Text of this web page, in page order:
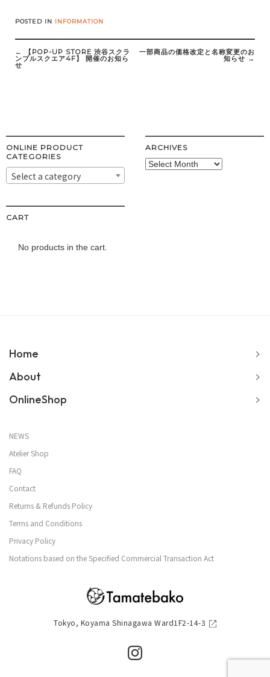
POSTED IN INFORMATION
Post
navigation
← 【POP-UP STORE 渋谷スクラ
ンブルスクエア4F】 開催のお知ら
せ
一部商品の価格改定と名称変更のお
知らせ →
ONLINE PRODUCT
CATEGORIES
Select a category
ARCHIVES
Archives
CART
No products in the cart.
Tokyo, Koyama Shinagawa Ward1F2-14-3
Home
About
OnlineShop
NEWS
Atelier Shop
FAQ
Contact
Returns & Refunds Policy
Terms and Conditions
Privacy Policy
Notations based on the Specified Commercial Transaction Act